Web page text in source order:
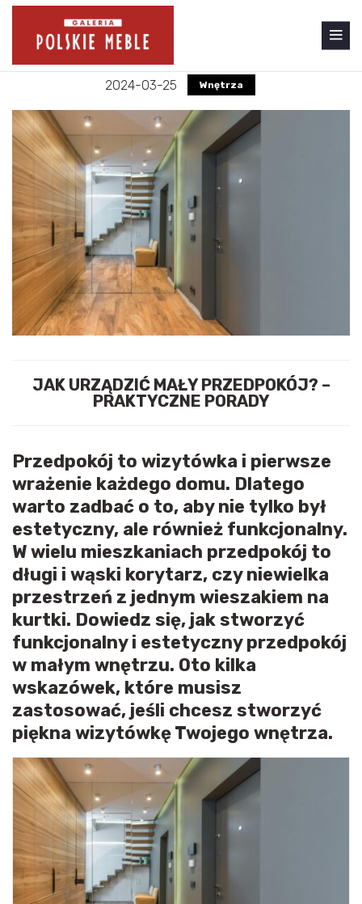
2024-03-25 Wnętrza
JAK URZĄDZIĆ MAŁY PRZEDPOKÓJ? –
PRAKTYCZNE PORADY
Przedpokój to wizytówka i pierwsze
wrażenie każdego domu. Dlatego
warto zadbać o to, aby nie tylko był
estetyczny, ale również funkcjonalny.
W wielu mieszkaniach przedpokój to
długi i wąski korytarz, czy niewielka
przestrzeń z jednym wieszakiem na
kurtki. Dowiedz się, jak stworzyć
funkcjonalny i estetyczny przedpokój
w małym wnętrzu. Oto kilka
wskazówek, które musisz
zastosować, jeśli chcesz stworzyć
piękna wizytówkę Twojego wnętrza.